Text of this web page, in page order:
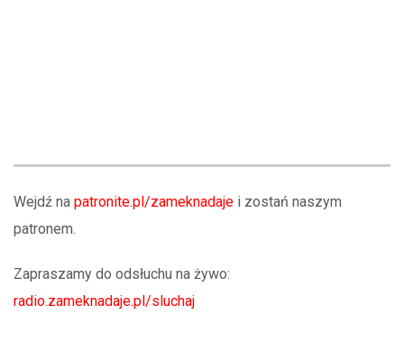
Wejdź na patronite.pl/zameknadaje i zostań naszym
patronem.
Zapraszamy do odsłuchu na żywo:
radio.zameknadaje.pl/sluchaj